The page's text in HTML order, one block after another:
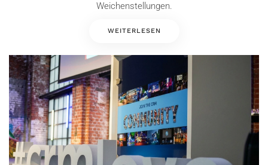
Weichenstellungen.
WEITERLESEN